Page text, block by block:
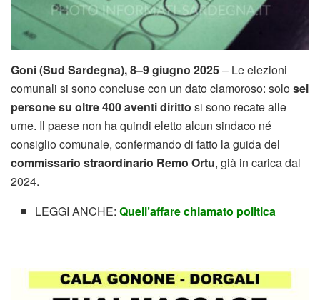
Goni (Sud Sardegna), 8–9 giugno 2025– Le elezioni
comunali si sono concluse con un dato clamoroso: solosei
persone su oltre 400 aventi diritto si sono recate alle
urne. Il paese non ha quindi eletto alcun sindaco né
consiglio comunale, confermando di fatto la guida del
commissario straordinario Remo Ortu, già in carica dal
2024.
LEGGI ANCHE:Quell’affare chiamato politica